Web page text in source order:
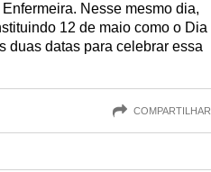
Nesse mesmo dia,
12 de maio como o Dia
duas datas para celebrar essa
COMPARTILHAR